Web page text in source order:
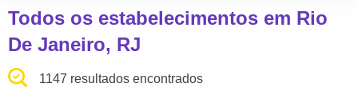
Todos os estabelecimentos em Rio
De Janeiro, RJ
1147 resultados encontrados